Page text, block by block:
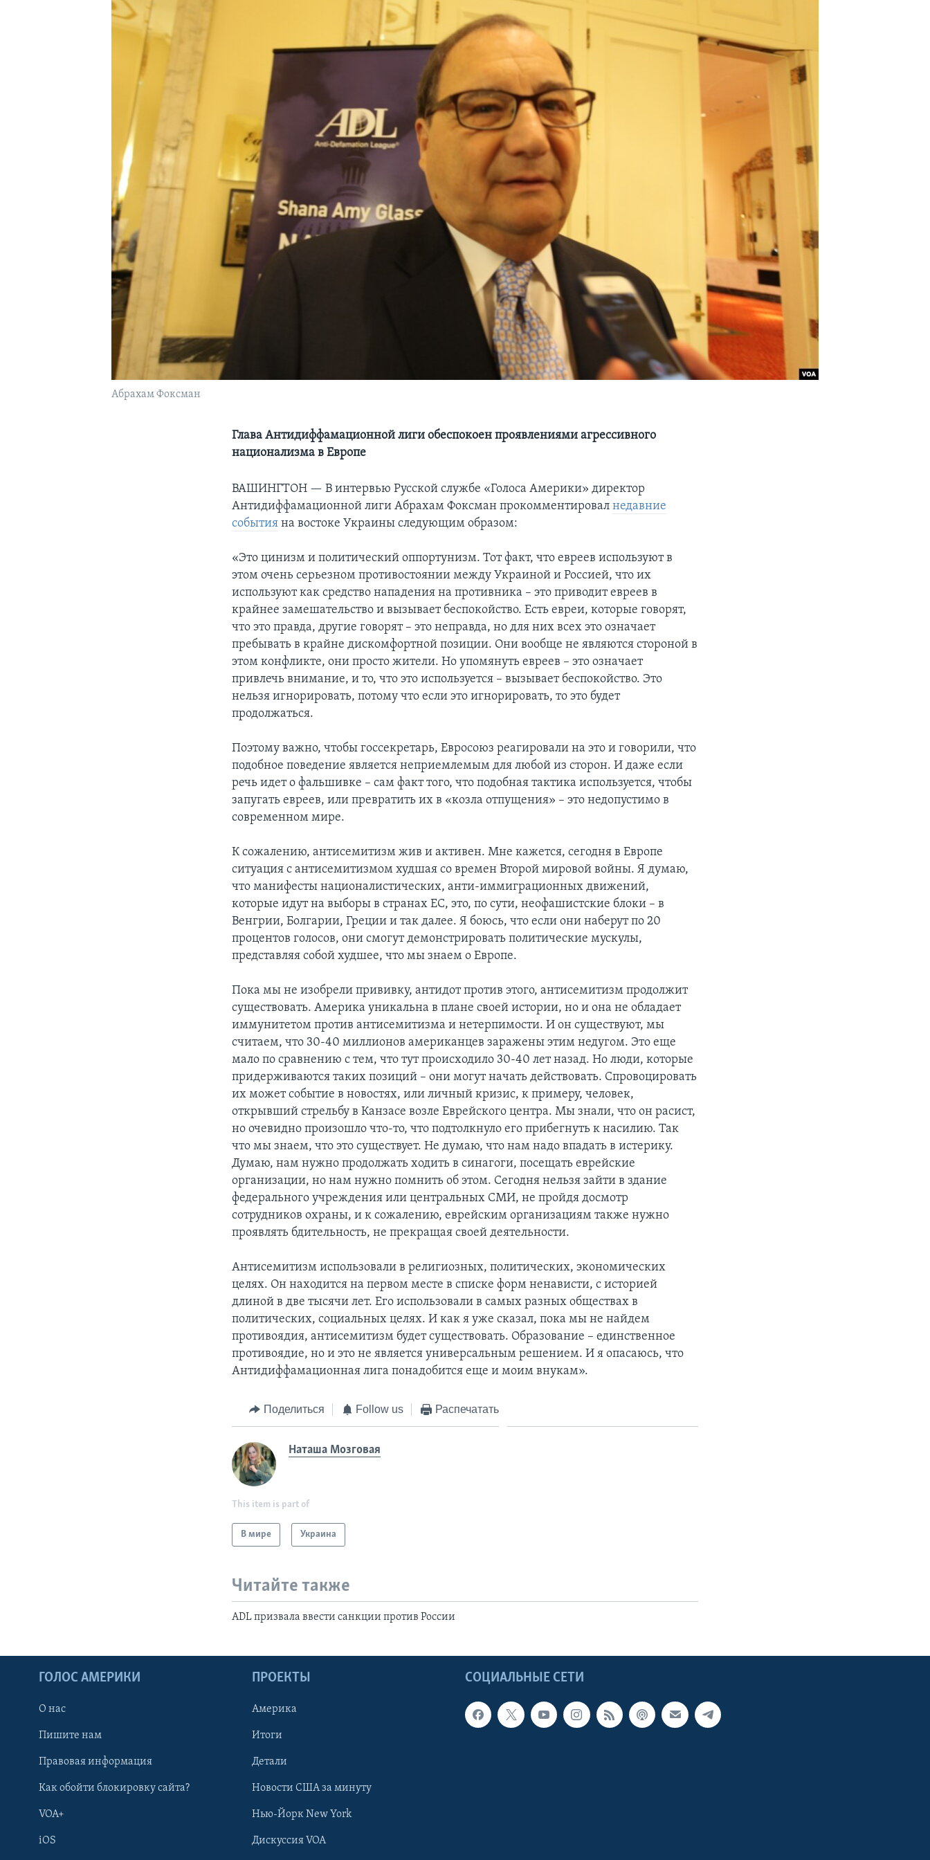
Абрахам Фоксман
Глава Антидиффамационной лиги обеспокоен проявлениями агрессивного
национализма в Европе
ВАШИНГТОН —В интервью Русской службе «Голоса Америки» директор
Антидиффамационной лиги Абрахам Фоксман прокомментировалнедавние
события на востоке Украины следующим образом:
«Это цинизм и политический оппортунизм. Тот факт, что евреев используют в
этом очень серьезном противостоянии между Украиной и Россией, что их
используют как средство нападения на противника – это приводит евреев в
крайнее замешательство и вызывает беспокойство. Есть евреи, которые говорят,
что это правда, другие говорят – это неправда, но для них всех это означает
пребывать в крайне дискомфортной позиции. Они вообще не являются стороной в
этом конфликте, они просто жители. Но упомянуть евреев – это означает
привлечь внимание, и то, что это используется – вызывает беспокойство. Это
нельзя игнорировать, потому что если это игнорировать, то это будет
продолжаться.
Поэтому важно, чтобы госсекретарь, Евросоюз реагировали на это и говорили, что
подобное поведение является неприемлемым для любой из сторон. И даже если
речь идет о фальшивке – сам факт того, что подобная тактика используется, чтобы
запугать евреев, или превратить их в «козла отпущения» – это недопустимо в
современном мире.
К сожалению, антисемитизм жив и активен. Мне кажется, сегодня в Европе
ситуация с антисемитизмом худшая со времен Второй мировой войны. Я думаю,
что манифесты националистических, анти-иммиграционных движений,
которые идут на выборы в странах ЕС, это, по сути, неофашистские блоки – в
Венгрии, Болгарии, Греции и так далее. Я боюсь, что если они наберут по 20
процентов голосов, они смогут демонстрировать политические мускулы,
представляя собой худшее, что мы знаем о Европе.
Пока мы не изобрели прививку, антидот против этого, антисемитизм продолжит
существовать. Америка уникальна в плане своей истории, но и она не обладает
иммунитетом против антисемитизма и нетерпимости. И он существуют, мы
считаем, что 30-40 миллионов американцев заражены этим недугом. Это еще
мало по сравнению с тем, что тут происходило 30-40 лет назад. Но люди, которые
придерживаются таких позиций – они могут начать действовать. Спровоцировать
их может событие в новостях, или личный кризис, к примеру, человек,
открывший стрельбу в Канзасе возле Еврейского центра. Мы знали, что он расист,
но очевидно произошло что-то, что подтолкнуло его прибегнуть к насилию. Так
что мы знаем, что это существует. Не думаю, что нам надо впадать в истерику.
Думаю, нам нужно продолжать ходить в синагоги, посещать еврейские
организации, но нам нужно помнить об этом. Сегодня нельзя зайти в здание
федерального учреждения или центральных СМИ, не пройдя досмотр
сотрудников охраны, и к сожалению, еврейским организациям также нужно
проявлять бдительность, не прекращая своей деятельности.
Антисемитизм использовали в религиозных, политических, экономических
целях. Он находится на первом месте в списке форм ненависти, с историей
длиной в две тысячи лет. Его использовали в самых разных обществах в
политических, социальных целях. И как я уже сказал, пока мы не найдем
противоядия, антисемитизм будет существовать. Образование – единственное
противоядие, но и это не является универсальным решением. И я опасаюсь, что
Антидиффамационная лига понадобится еще и моим внукам».
Поделиться Follow us Распечатать
Наташа Мозговая
This item is part of
В мире Украина
Читайте также
ADL призвала ввести санкции против России
СОЦИАЛЬНЫЕ СЕТИ
ГОЛОС АМЕРИКИ
О нас
Пишите нам
Правовая информация
Как обойти блокировку сайта?
VOA+
iOS
ПРОЕКТЫ
Америка
Итоги
Детали
Новости США за минуту
Нью-Йорк New York
Дискуссия VOA